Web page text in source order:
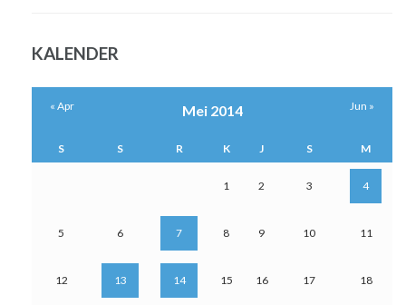
KALENDER
Mei 2014
S S R K J S M
1 2 3 4
5 6 7 8 9 10 11
12 13 14 15 16 17 18
« Apr Jun »